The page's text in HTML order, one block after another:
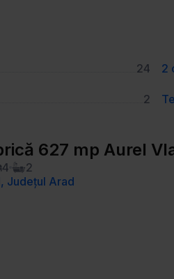
24 2
2
627 mp Aurel
4
2
Județul Arad